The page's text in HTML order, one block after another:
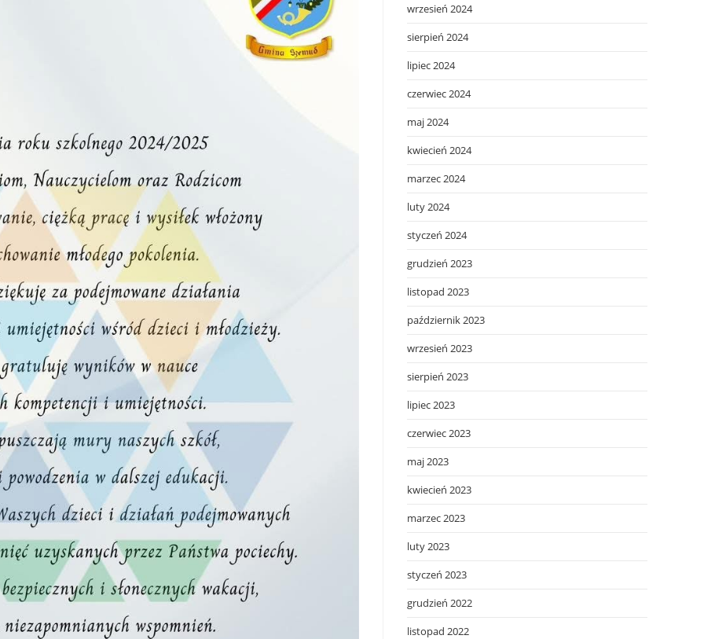
wrzesień 2024
sierpień 2024
lipiec 2024
czerwiec 2024
maj 2024
kwiecień 2024
marzec 2024
luty 2024
styczeń 2024
grudzień 2023
listopad 2023
październik 2023
wrzesień 2023
sierpień 2023
lipiec 2023
czerwiec 2023
maj 2023
kwiecień 2023
marzec 2023
luty 2023
styczeń 2023
grudzień 2022
listopad 2022